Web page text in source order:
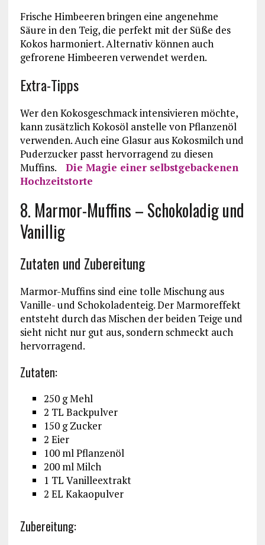
Frische Himbeeren bringen eine angenehme
Säure in den Teig, die perfekt mit der Süße des
Kokos harmoniert. Alternativ können auch
gefrorene Himbeeren verwendet werden.
Extra-Tipps
Wer den Kokosgeschmack intensivieren möchte,
kann zusätzlich Kokosöl anstelle von Pflanzenöl
verwenden. Auch eine Glasur aus Kokosmilch und
Puderzucker passt hervorragend zu diesen
Muffins. Die Magie einer selbstgebackenen
Hochzeitstorte
8. Marmor-Muffins – Schokoladig und
Vanillig
Zutaten und Zubereitung
Marmor-Muffins sind eine tolle Mischung aus
Vanille- und Schokoladenteig. Der Marmoreffekt
entsteht durch das Mischen der beiden Teige und
sieht nicht nur gut aus, sondern schmeckt auch
hervorragend.
Zutaten:
250 g Mehl
2 TL Backpulver
150 g Zucker
2 Eier
100 ml Pflanzenöl
200 ml Milch
1 TL Vanilleextrakt
2 EL Kakaopulver
Zubereitung: